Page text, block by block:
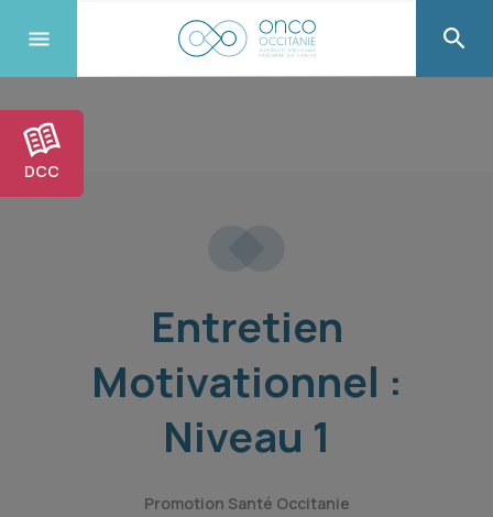
DCC
Entretien
Motivationnel :
Niveau 1
Promotion Santé Occitanie